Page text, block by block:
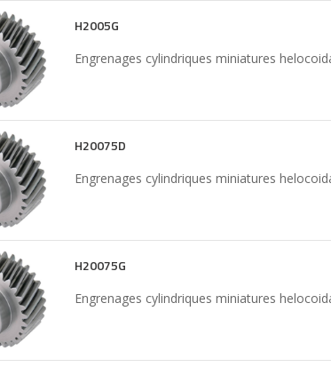
H2005G
Engrenages cylindriques miniatures
H20075D
Engrenages cylindriques miniatures
H20075G
Engrenages cylindriques miniatures